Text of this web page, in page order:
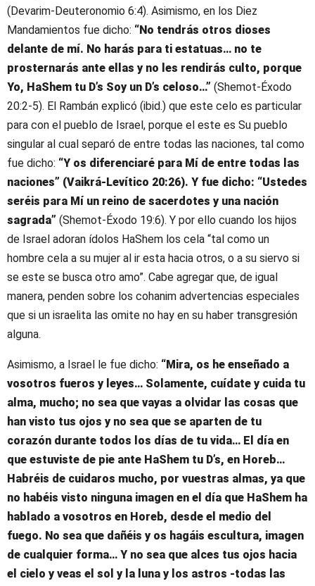
(Devarim-Deuteronomio 6:4). Asimismo, en los Diez
Mandamientos fue dicho: “No tendrás otros dioses
delante de mí. No harás para ti estatuas… no te
prosternarás ante ellas y no les rendirás culto, porque
Yo, HaShem tu D’s Soy un D’s celoso…” (Shemot-Éxodo
20:2-5). El Rambán explicó (ibid.) que este celo es particular
para con el pueblo de Israel, porque el este es Su pueblo
singular al cual separó de entre todas las naciones, tal como
fue dicho: “Y os diferenciaré para Mí de entre todas las
naciones” (Vaikrá-Levítico 20:26). Y fue dicho: “Ustedes
seréis para Mí un reino de sacerdotes y una nación
sagrada” (Shemot-Éxodo 19:6). Y por ello cuando los hijos
de Israel adoran ídolos HaShem los cela “tal como un
hombre cela a su mujer al ir esta hacia otros, o a su siervo si
se este se busca otro amo”. Cabe agregar que, de igual
manera, penden sobre los cohanim advertencias especiales
que si un israelita las omite no hay en su haber transgresión
alguna.
Asimismo, a Israel le fue dicho: “Mira, os he enseñado a
vosotros fueros y leyes… Solamente, cuídate y cuida tu
alma, mucho; no sea que vayas a olvidar las cosas que
han visto tus ojos y no sea que se aparten de tu
corazón durante todos los días de tu vida… El día en
que estuviste de pie ante HaShem tu D’s, en Horeb…
Habréis de cuidaros mucho, por vuestras almas, ya que
no habéis visto ninguna imagen en el día que HaShem ha
hablado a vosotros en Horeb, desde el medio del
fuego. No sea que dañéis y os hagáis escultura, imagen
de cualquier forma… Y no sea que alces tus ojos hacia
el cielo y veas el sol y la luna y los astros -todas las